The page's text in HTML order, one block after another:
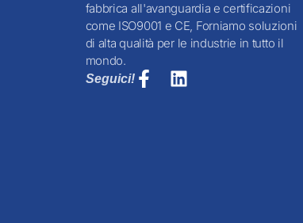
fabbrica all'avanguardia e certificazioni
come ISO9001 e CE, Forniamo soluzioni
di alta qualità per le industrie in tutto il
mondo.
Seguici!